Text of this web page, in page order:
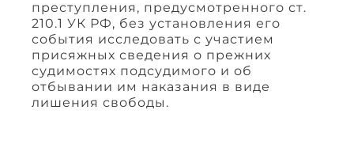
преступления, предусмотренного ст.
210.1 УК РФ, без установления его
события исследовать с участием
присяжных сведения о прежних
судимостях подсудимого и об
отбывании им наказания в виде
лишения свободы.